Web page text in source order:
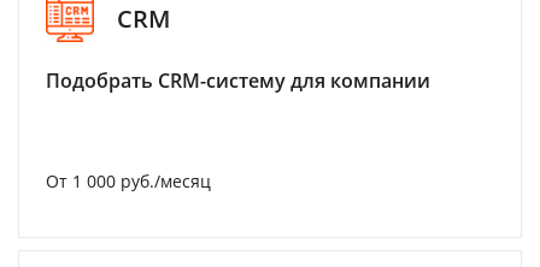
CRM
Подобрать CRM-систему для компании
От 1 000 руб./месяц